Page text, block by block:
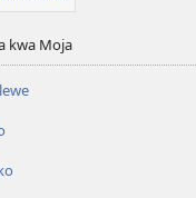
kwa Moja